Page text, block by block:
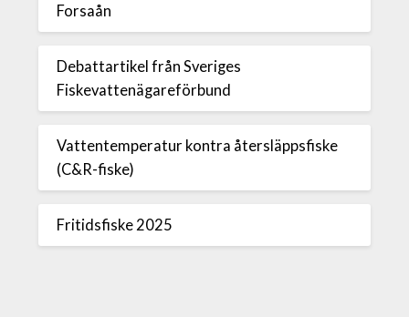
Forsaån
Debattartikel från Sveriges
Fiskevattenägareförbund
Vattentemperatur kontra återsläppsfiske
(C&R-fiske)
Fritidsfiske 2025